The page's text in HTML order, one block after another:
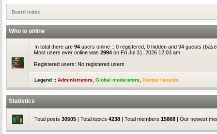
Board index
Who is online
In total there are 94 users online :: 0 registered, 0 hidden and 94 guests
Most users ever online was 2994 on Fri Jul 31, 2026 12:03 am
Registered users: No registered users
Legend :: Administrators Global moderators Panzar Heralds
Statistics
Total posts 30505 | Total topics 4238 | Total members 15868 | Our newest